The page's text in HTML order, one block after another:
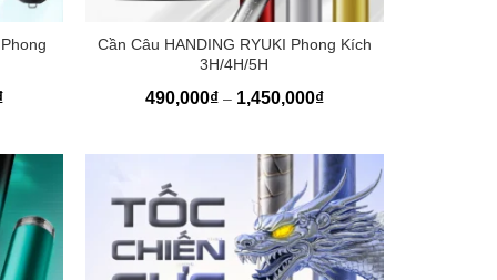
Khoảng
giá:
đến
1,200,000₫
Cần Câu HANDING RYUKI Phong Kích
3H/4H/5H
490,000₫ – 1,450,000₫Khoảng
giá:
đến
1,450,000₫